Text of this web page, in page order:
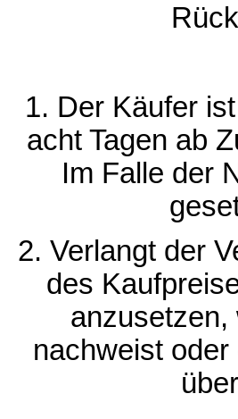
1. Der Käufer
acht Tagen ab
Im Falle der
2. Verlangt der
des
anzusetzen,
nachweist